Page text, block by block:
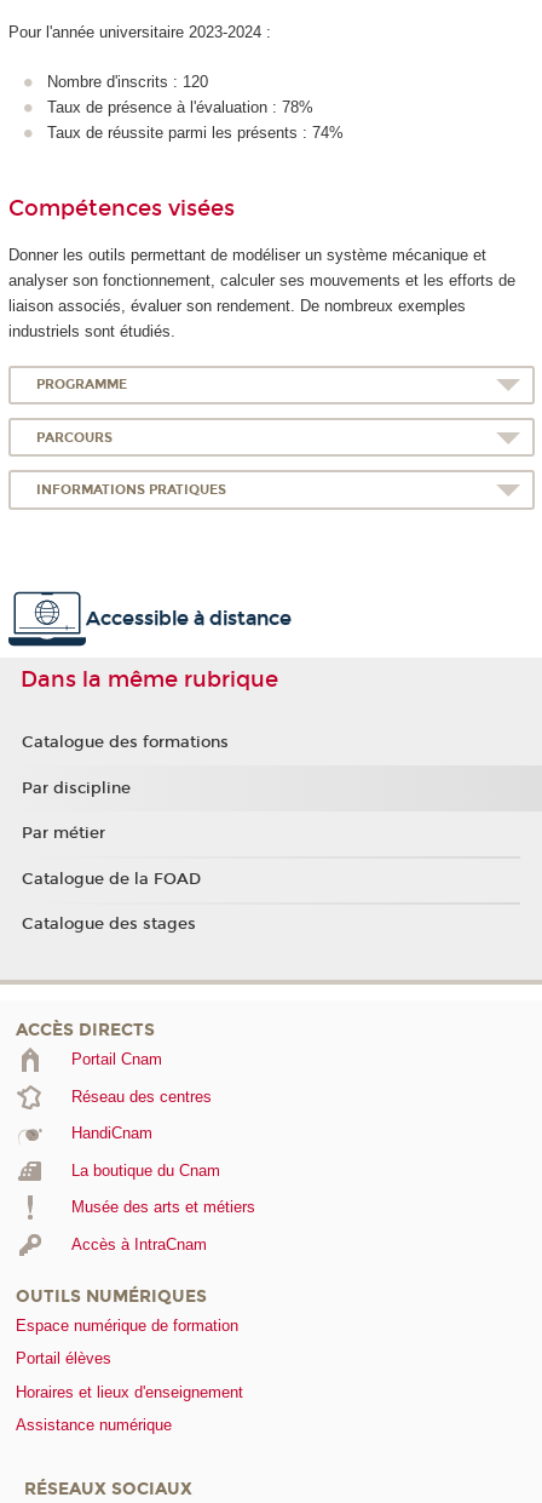
Pour l'année universitaire 2023-2024 :
Nombre d'inscrits : 120
Taux de présence à l'évaluation : 78%
Taux de réussite parmi les présents : 74%
Compétences visées
Donner les outils permettant de modéliser un système mécanique et
analyser son fonctionnement, calculer ses mouvements et les efforts de
liaison associés, évaluer son rendement. De nombreux exemples
industriels sont étudiés.
PROGRAMME
PARCOURS
INFORMATIONS PRATIQUES
Accessible à distance
Dans la même rubrique
Catalogue des formations
Par discipline
Par métier
Catalogue de la FOAD
Catalogue des stages
ACCÈS DIRECTS
Portail Cnam
Réseau des centres
HandiCnam
La boutique du Cnam
Musée des arts et métiers
Accès à IntraCnam
OUTILS NUMÉRIQUES
Espace numérique de formation
Portail élèves
Horaires et lieux d'enseignement
Assistance numérique
RÉSEAUX SOCIAUX